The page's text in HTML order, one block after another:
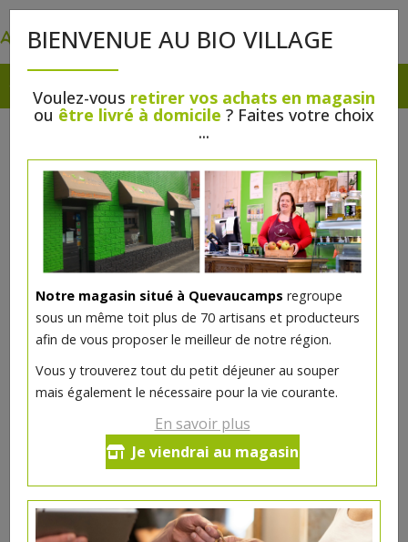
BIENVENUE AU BIO VILLAGE
Voulez-vous retirer vos achats en magasin
ou être livré à domicile ? Faites votre choix
...
Notre magasin situé à Quevaucamps regroupe
sous un même toit plus de 70 artisans et producteurs
afin de vous proposer le meilleur de notre région.
Vous y trouverez tout du petit déjeuner au souper
mais également le nécessaire pour la vie courante.
En savoir plus
Je viendrai au magasin
BB crème claire bio 30ml
Mi soin mi make-up, la BB Cream Medium certifiée bio
Avril va vous faire gagner du temps le matin ! C?est un
véritable 5 en 1 : anti-oxydante, elle unifie, hydrate* et
purifie votre peau. Et pour la protéger du rayonnement
solaire, elle affiche un SPF 10 !
Fabriquée en France